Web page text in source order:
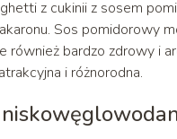
z cukinii z sosem
Sos pomidorowy
również bardzo zdrowy i
i różnorodna.